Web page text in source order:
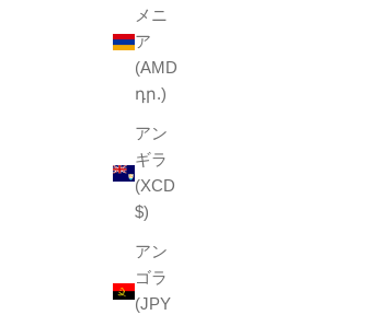
メニ
ア
(AMD
դր.)
アン
ギラ
(XCD
$)
アン
ゴラ
(JPY